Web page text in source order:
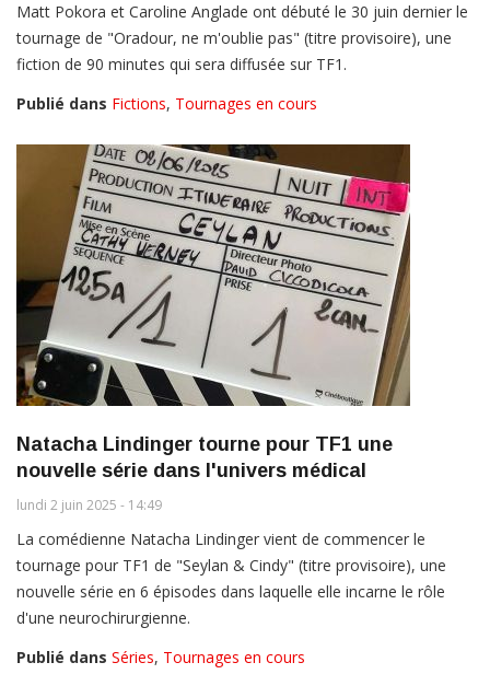
Matt Pokora et Caroline Anglade ont débuté le 30 juin dernier le
tournage de "Oradour, ne m'oublie pas" (titre provisoire), une
fiction de 90 minutes qui sera diffusée sur TF1.
Publié dans Fictions, Tournages en cours
Natacha Lindinger tourne pour TF1 une
nouvelle série dans l'univers médical
lundi 2 juin 2025 - 14:49
La comédienne Natacha Lindinger vient de commencer le
tournage pour TF1 de "Seylan & Cindy" (titre provisoire), une
nouvelle série en 6 épisodes dans laquelle elle incarne le rôle
d'une neurochirurgienne.
Publié dans Séries, Tournages en cours